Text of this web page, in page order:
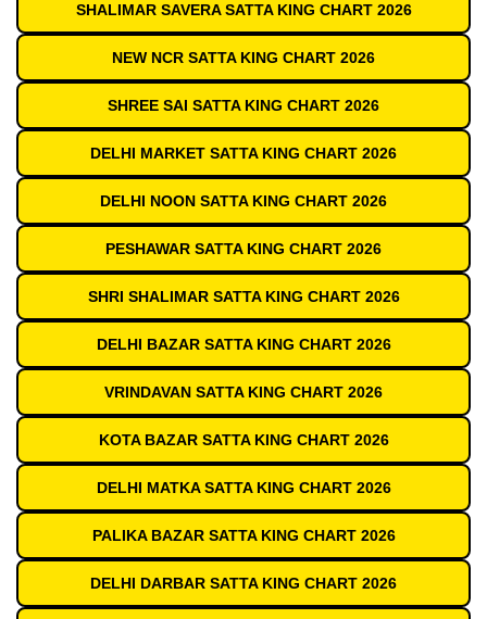
SHALIMAR SAVERA SATTA KING CHART 2026
NEW NCR SATTA KING CHART 2026
SHREE SAI SATTA KING CHART 2026
DELHI MARKET SATTA KING CHART 2026
DELHI NOON SATTA KING CHART 2026
PESHAWAR SATTA KING CHART 2026
SHRI SHALIMAR SATTA KING CHART 2026
DELHI BAZAR SATTA KING CHART 2026
VRINDAVAN SATTA KING CHART 2026
KOTA BAZAR SATTA KING CHART 2026
DELHI MATKA SATTA KING CHART 2026
PALIKA BAZAR SATTA KING CHART 2026
DELHI DARBAR SATTA KING CHART 2026